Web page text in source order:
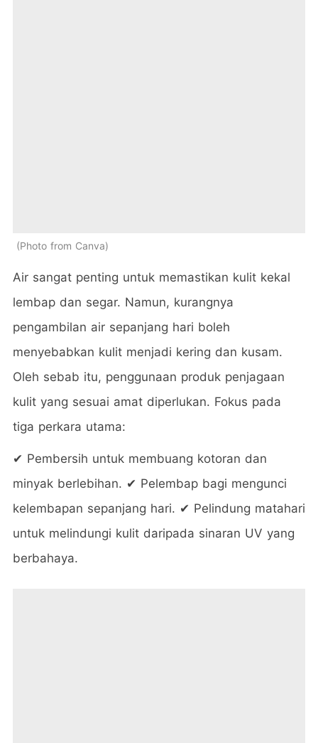
Photo from Canva
Air sangat penting untuk memastikan kulit kekal
lembap dan segar. Namun, kurangnya
pengambilan air sepanjang hari boleh
menyebabkan kulit menjadi kering dan kusam.
Oleh sebab itu, penggunaan produk penjagaan
kulit yang sesuai amat diperlukan. Fokus pada
tiga perkara utama:
✔ Pembersih untuk membuang kotoran dan
minyak berlebihan. ✔ Pelembap bagi mengunci
kelembapan sepanjang hari. ✔ Pelindung matahari
untuk melindungi kulit daripada sinaran UV yang
berbahaya.